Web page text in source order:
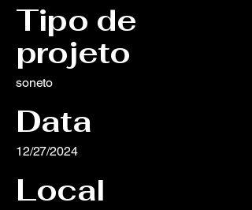
Tipo de
projeto
soneto
Data
12/27/2024
Local